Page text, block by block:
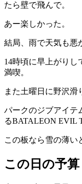
たら壁で飛んで。
あー楽しかった。
結局、雨で天気も悪
14時頃に早上がりし
満喫。
また土曜日に野沢滑
パークのジブアイテ
るBATALEON EVIL
この板なら雪の薄い
この日の予算